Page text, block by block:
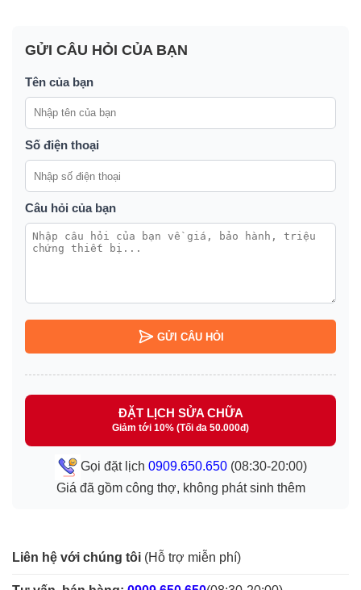
GỬI CÂU HỎI CỦA BẠN
Tên của bạn
Số điện thoại
Câu hỏi của bạn
GỬI CÂU HỎI
ĐẶT LỊCH SỬA CHỮA
Giảm tới 10% (Tối đa 50.000đ)
Gọi đặt lịch 0909.650.650(08:30-20:00)
Giá đã gồm công thợ, không phát sinh thêm
Liên hệ với chúng tôi (Hỗ trợ miễn phí)